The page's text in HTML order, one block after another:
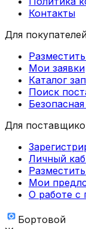
Контакты
Для
Мои заявки
Каталог
Поиск
Для
Личный
Мои
О работе с
Бортовой